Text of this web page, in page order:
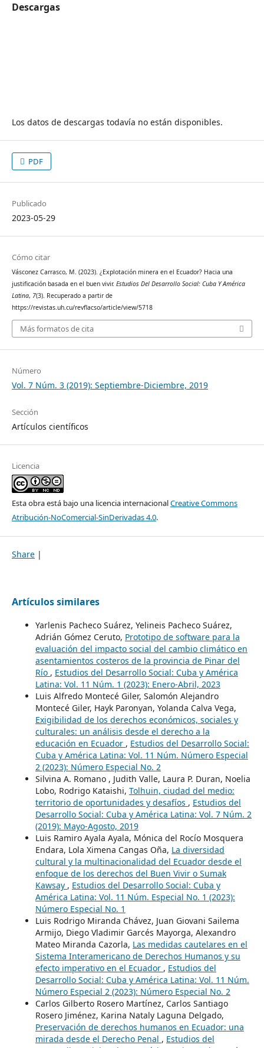
Descargas
Los datos de descargas todavía no están disponibles.
PDF
Publicado
2023-05-29
Cómo citar
Vásconez Carrasco, M. (2023). ¿Explotación minera en el Ecuador? Hacia una
justificación basada en el buen vivir. Estudios Del Desarrollo Social: Cuba Y América
Latina, 7(3). Recuperado a partir de
https://revistas.uh.cu/revflacso/article/view/5718
Más formatos de cita
Número
Vol. 7 Núm. 3 (2019): Septiembre-Diciembre, 2019
Sección
Artículos científicos
Licencia
Esta obra está bajo una licencia internacionalCreative Commons
Atribución-NoComercial-SinDerivadas 4.0.
Share |
Artículos similares
Yarlenis Pacheco Suárez, Yelineis Pacheco Suárez,
Adrián Gómez Ceruto, Prototipo de software para la
evaluación del impacto social del cambio climático en
asentamientos costeros de la provincia de Pinar del
Río , Estudios del Desarrollo Social: Cuba y América
Latina: Vol. 11 Núm. 1 (2023): Enero-Abril, 2023
Luis Alfredo Montecé Giler, Salomón Alejandro
Montecé Giler, Hayk Paronyan, Yolanda Calva Vega,
Exigibilidad de los derechos económicos, sociales y
culturales: un análisis desde el derecho a la
educación en Ecuador , Estudios del Desarrollo Social:
Cuba y América Latina: Vol. 11 Núm. Número Especial
2 (2023): Número Especial No. 2
Silvina A. Romano , Judith Valle, Laura P. Duran, Noelia
Lobo, Rodrigo Kataishi, Tolhuin, ciudad del medio:
territorio de oportunidades y desafíos , Estudios del
Desarrollo Social: Cuba y América Latina: Vol. 7 Núm. 2
(2019): Mayo-Agosto, 2019
Luis Ramiro Ayala Ayala, Mónica del Rocío Mosquera
Endara, Lola Ximena Cangas Oña, La diversidad
cultural y la multinacionalidad del Ecuador desde el
enfoque de los derechos del Buen Vivir o Sumak
Kawsay , Estudios del Desarrollo Social: Cuba y
América Latina: Vol. 11 Núm. Especial No. 1 (2023):
Número Especial No. 1
Luis Rodrigo Miranda Chávez, Juan Giovani Sailema
Armijo, Diego Vladimir Garcés Mayorga, Alexandro
Mateo Miranda Cazorla, Las medidas cautelares en el
Sistema Interamericano de Derechos Humanos y su
efecto imperativo en el Ecuador , Estudios del
Desarrollo Social: Cuba y América Latina: Vol. 11 Núm.
Número Especial 2 (2023): Número Especial No. 2
Carlos Gilberto Rosero Martínez, Carlos Santiago
Rosero Jiménez, Karina Nataly Laguna Delgado,
Preservación de derechos humanos en Ecuador: una
mirada desde el Derecho Penal , Estudios del